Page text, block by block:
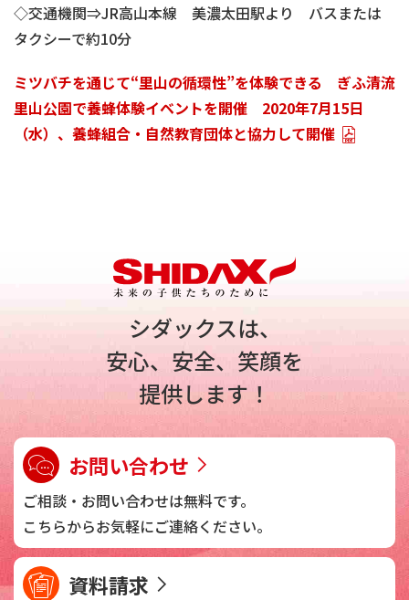
◇交通機関⇒JR高山本線 美濃太田駅より バスまたは
タクシーで約10分
ミツバチを通じて“里山の循環性”を体験できる ぎふ清流
里山公園で養蜂体験イベントを開催 2020年7月15日
（水）、養蜂組合・自然教育団体と協力して開催
シダックスは、
安心、安全、笑顔を
提供します！
お問い合わせ
ご相談・お問い合わせは無料です。
こちらからお気軽にご連絡ください。
資料請求